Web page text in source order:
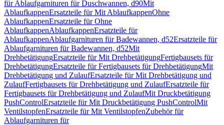
für Ablaufgarnituren für Duschwannen, d90Mit
AblaufkappenErsatzteile für Mit AblaufkappenOhne
AblaufkappenErsatzteile für Ohne
AblaufkappenAblaufkappenErsatzteile für
AblaufkappenAblaufgarnituren für Badewannen, d52Ersatzteile für
Ablaufgarnituren für Badewannen, d52Mit
DrehbetätigungErsatzteile für Mit DrehbetätigungFertigbausets für
DrehbetätigungErsatzteile für Fertigbausets für DrehbetätigungMit
Drehbetätigung und ZulaufErsatzteile für Mit Drehbetätigung und
ZulaufFertigbausets für Drehbetätigung und ZulaufErsatzteile für
Fertigbausets für Drehbetätigung und ZulaufMit Druckbetätigung
PushControlErsatzteile für Mit Druckbetätigung PushControlMit
VentilstopfenErsatzteile für Mit VentilstopfenZubehör für
Ablaufgarnituren für